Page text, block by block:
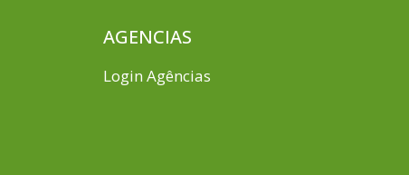
AGENCIAS
Login Agências